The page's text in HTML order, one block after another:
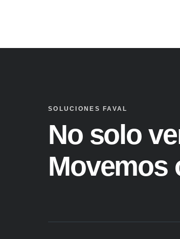
SOLUCIONES FAVAL
No solo
Movemos